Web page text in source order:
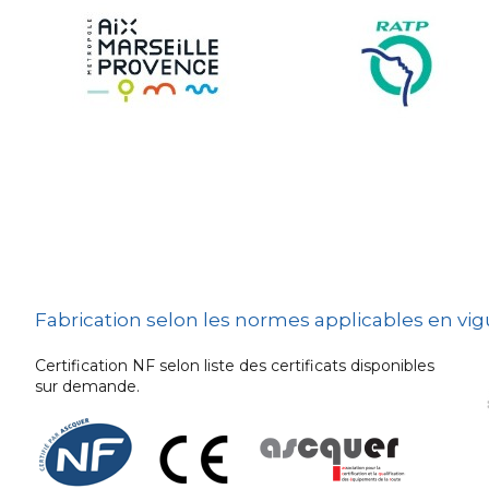
Urban
embarquée
Fabrication selon les normes applicables en
Certification NF selon liste des certificats disponibles
sur demande.